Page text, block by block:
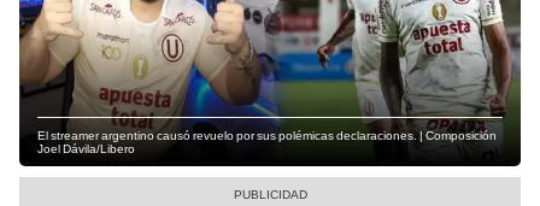
El streamer argentino causó revuelo por sus polémicas declaraciones. | Composición
Joel Dávila/Libero